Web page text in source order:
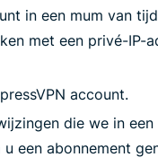
in een mum van
met een privé-IP-
account.
die we in een
een abonnement